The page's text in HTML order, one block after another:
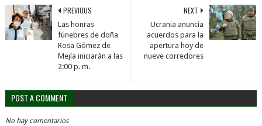
NEXT
Ucrania anuncia
acuerdos para la
apertura hoy de
nueve corredores
PREVIOUS
Las honras
fúnebres de doña
Rosa Gómez de
Mejía iniciarán a las
2:00 p. m.
POST A COMMENT
No hay comentarios